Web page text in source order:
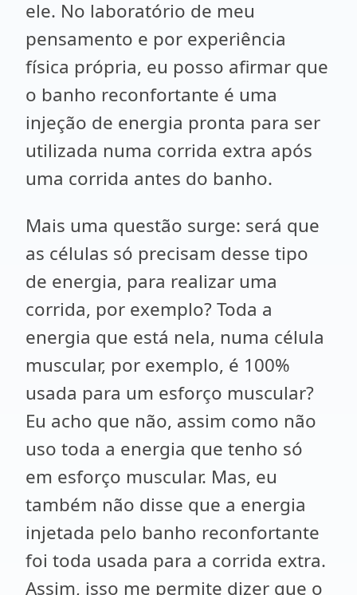
ele. No laboratório de meu
pensamento e por experiência
física própria, eu posso afirmar que
o banho reconfortante é uma
injeção de energia pronta para ser
utilizada numa corrida extra após
uma corrida antes do banho.
Mais uma questão surge: será que
as células só precisam desse tipo
de energia, para realizar uma
corrida, por exemplo? Toda a
energia que está nela, numa célula
muscular, por exemplo, é 100%
usada para um esforço muscular?
Eu acho que não, assim como não
uso toda a energia que tenho só
em esforço muscular. Mas, eu
também não disse que a energia
injetada pelo banho reconfortante
foi toda usada para a corrida extra.
Assim, isso me permite dizer que o